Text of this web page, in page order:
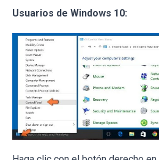
Usuarios de Windows 10: